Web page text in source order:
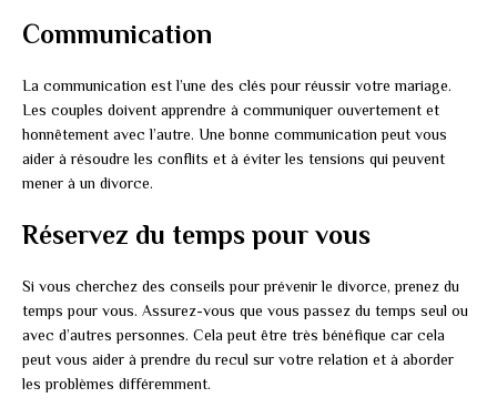
Communication
La communication est l’une des clés pour réussir votre mariage.
Les couples doivent apprendre à communiquer ouvertement et
honnêtement avec l’autre. Une bonne communication peut vous
aider à résoudre les conflits et à éviter les tensions qui peuvent
mener à un divorce.
Réservez du temps pour vous
Si vous cherchez des conseils pour prévenir le divorce, prenez du
temps pour vous. Assurez-vous que vous passez du temps seul ou
avec d’autres personnes. Cela peut être très bénéfique car cela
peut vous aider à prendre du recul sur votre relation et à aborder
les problèmes différemment.